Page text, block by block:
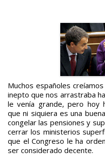
Muchos españoles creíamos que nuestro presidente era un
inepto que nos arrastraba
le venía grande, pero hoy
que ni siquiera es una
congelar las pensiones y
cerrar los ministerios
que el Congreso le ha
ser considerado decente.